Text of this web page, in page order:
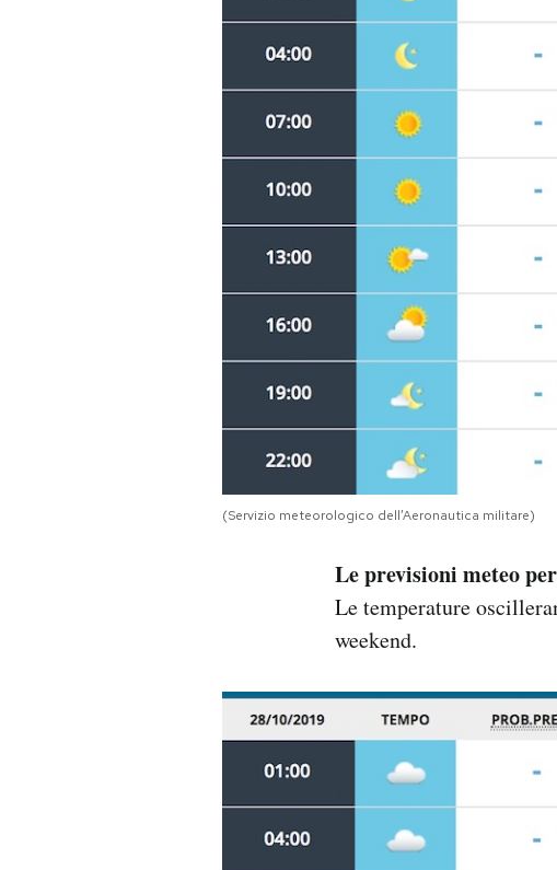
(Servizio meteorologico dell’Aeronautica militare)
Le previsioni meteo
Le temperature
weekend.